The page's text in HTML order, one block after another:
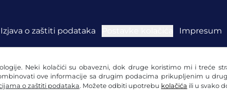
Neki kolačići su obavezni, dok druge koristimo mi i treće
ove informacije sa drugim podacima prikupljenim u
o zaštiti podataka. Možete odbiti upotrebu kolačića ili u svako
Izjava o zaštiti podataka Impresum